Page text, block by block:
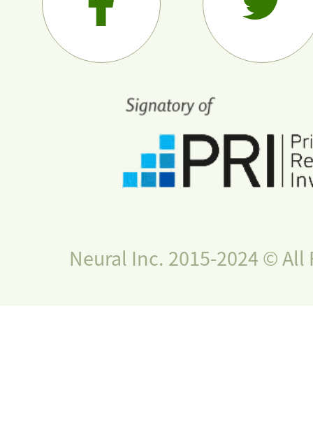
Neural Inc. 2015-2024 © All